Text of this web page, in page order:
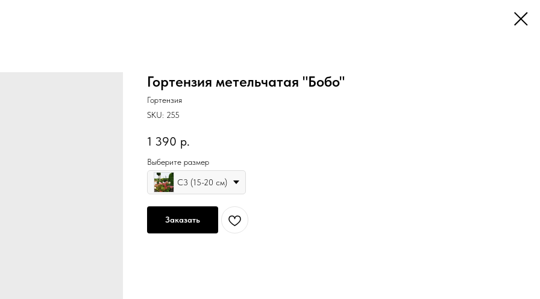
Гортензия метельчатая "Бобо"
Гортензия
SKU: 255
1 390 р.
Выберите размер
С3 (15-20 см)
Заказать